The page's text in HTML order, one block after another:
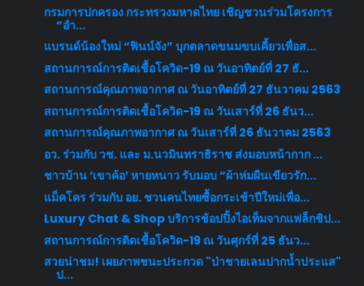
กรมการปกครอง กระทรวงมหาดไทย เชิญชวนร่วมโครงการ
“อำ...
แบรนด์น้องใหม่ “ฟินน์จัง” บุกตลาดขนมขบเคี้ยวเพื่อส...
สถานการณ์การติดเชื้อโควิด-19 ณ วันอาทิตย์ที่ 27 ธั...
สถานการณ์คุณภาพอากาศ ณ วันอาทิตย์ที่ 27 ธันวาคม 2563
สถานการณ์การติดเชื้อโควิด-19 ณ วันเสาร์ที่ 26 ธันว...
สถานการณ์คุณภาพอากาศ ณ วันเสาร์ที่ 26 ธันวาคม 2563
อว. ร่วมกับ วช. และ ม.นวมินทราธิราช ส่งมอบหน้ากาก ...
ชาวบ้าน ‘เขาค้อ’ หายหนาว รับมอบ “ผ้าห่มผืนเขียวรัก...
แม็คโคร ร่วมกับ อย. ชวนคนไทยซื้อกระเช้าปีใหม่เพื่อ...
Luxury Chat & Shop บริการช้อปปิ้งไอเท็มจากแฟล็กชิป...
สถานการณ์การติดเชื้อโควิด-19 ณ วันศุกร์ที่ 25 ธันว...
สวยน่าชม! เผยภาพชนะประกวด "ป่าชายเลนปากน้ำประแส"
ป...